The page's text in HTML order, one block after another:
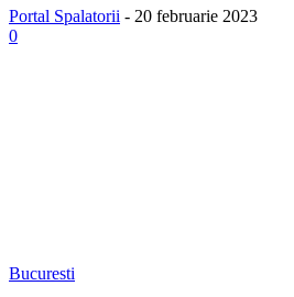
Portal Spalatorii - 20 februarie 2023
0
Bucuresti